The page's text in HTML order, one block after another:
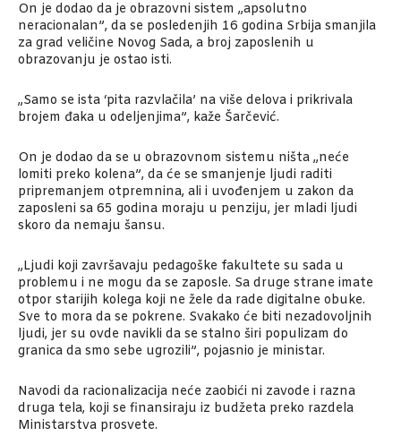
On je dodao da je obrazovni sistem „apsolutno
neracionalan”, da se posledenjih 16 godina Srbija smanjila
za grad veličine Novog Sada, a broj zaposlenih u
obrazovanju je ostao isti.
„Samo se ista ‘pita razvlačila’ na više delova i prikrivala
brojem đaka u odeljenjima”, kaže Šarčević.
On je dodao da se u obrazovnom sistemu ništa „neće
lomiti preko kolena”, da će se smanjenje ljudi raditi
pripremanjem otpremnina, ali i uvođenjem u zakon da
zaposleni sa 65 godina moraju u penziju, jer mladi ljudi
skoro da nemaju šansu.
„Ljudi koji završavaju pedagoške fakultete su sada u
problemu i ne mogu da se zaposle. Sa druge strane imate
otpor starijih kolega koji ne žele da rade digitalne obuke.
Sve to mora da se pokrene. Svakako će biti nezadovoljnih
ljudi, jer su ovde navikli da se stalno širi populizam do
granica da smo sebe ugrozili”, pojasnio je ministar.
Navodi da racionalizacija neće zaobići ni zavode i razna
druga tela, koji se finansiraju iz budžeta preko razdela
Ministarstva prosvete.